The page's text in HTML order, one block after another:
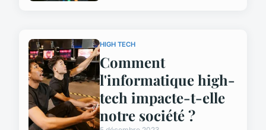
HIGH TECH
Comment
l'informatique high-
tech impacte-t-elle
notre société ?